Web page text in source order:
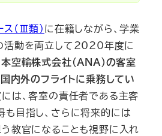
（Ⅲ類） に在籍しながら、学業
活動を両立して2020年度に
空輸株式会社（ANA）の客室
内外のフライトに乗務してい
には、客室の責任者である主客
も目指し、さらに将来的には
教官になることも視野に入れ